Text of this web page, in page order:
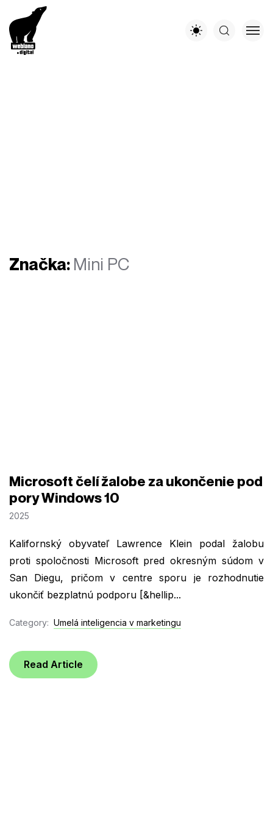
Značka: Mini PC
Microsoft čelí žalobe za ukončenie pod
pory Windows 10
2025
Kalifornský obyvateľ Lawrence Klein podal žalobu
proti spoločnosti Microsoft pred okresným súdom v
San Diegu, pričom v centre sporu je rozhodnutie
ukončiť bezplatnú podporu [&hellip...
Category: Umelá inteligencia v marketingu
Read Article